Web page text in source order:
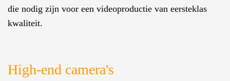
die nodig zijn voor een videoproductie van eersteklas
kwaliteit.
High-end camera's